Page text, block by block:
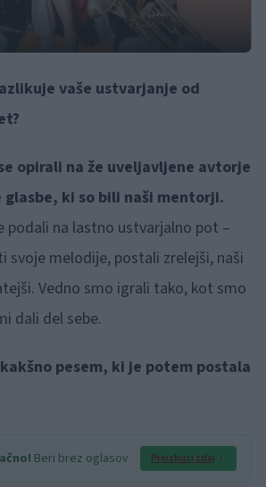
vaše ustvarjanje od
opirali na že uveljavljene avtorje
glasbe, ki so bili naši mentorji.
podali na lastno ustvarjalno pot –
svoje melodije, postali zrelejši, naši
Vedno smo igrali tako, kot smo
dali del sebe.
pesem, ki je potem postala
Beri brez oglasov Preizkusi zdaj